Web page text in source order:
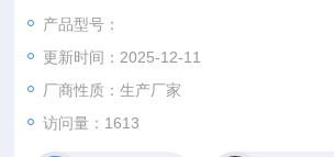
产品型号：
更新时间：2025-12-11
厂商性质：生产厂家
访问量：1613